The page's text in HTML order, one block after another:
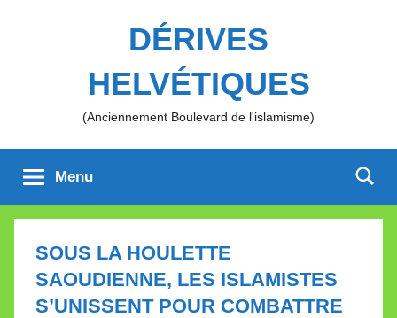
DÉRIVES
HELVÉTIQUES
(Anciennement Boulevard de l'islamisme)
Menu
SOUS LA HOULETTE
SAOUDIENNE, LES ISLAMISTES
S’UNISSENT POUR COMBATTRE